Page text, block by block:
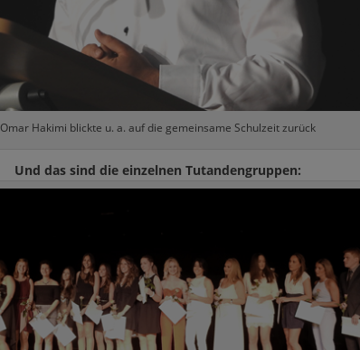
Omar Hakimi blickte u. a. auf die gemeinsame Schulzeit zurück
Und das sind die einzelnen Tutandengruppen: